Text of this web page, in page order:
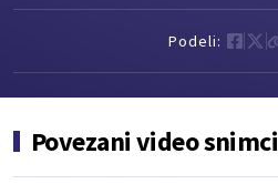
Podeli:
Povezani video snimci